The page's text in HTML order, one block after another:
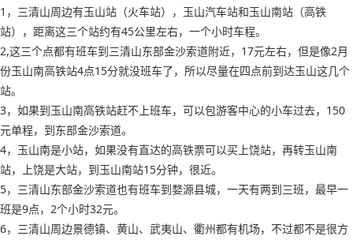
1，三清山周边有玉山站（火车站），玉山汽车站和玉山南站（高铁
站），距离这三个站约有45公里左右，一个小时车程。
2,这三个点都有班车到三清山东部金沙索道附近，17元左右，但是像2月
份玉山南高铁站4点15分就没班车了，所以尽量在四点前到达玉山这几个
站。
3，如果到玉山南高铁站赶不上班车，可以包游客中心的小车过去，150
元单程，到东部金沙索道。
4，玉山南是小站，如果没有直达的高铁票可以买上饶站，再转玉山南
站，上饶是大站，到玉山南站15分钟，很近。
5，三清山东部金沙索道也有班车到婺源县城，一天有两到三班，最早一
班是9点，2个小时32元。
6，三清山周边景德镇、黄山、武夷山、衢州都有机场，不过都不是很方